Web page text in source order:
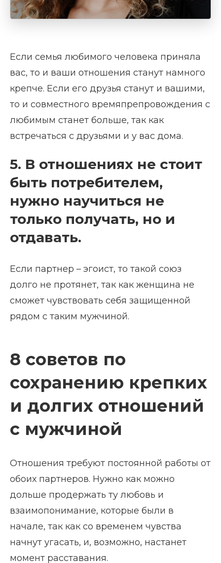
Если семья любимого человека приняла
вас, то и ваши отношения станут намного
крепче. Если его друзья станут и вашими,
то и совместного времяпрепровождения с
любимым станет больше, так как
встречаться с друзьями и у вас дома.
5. В отношениях не стоит
быть потребителем,
нужно научиться не
только получать, но и
отдавать.
Если партнер – эгоист, то такой союз
долго не протянет, так как женщина не
сможет чувствовать себя защищенной
рядом с таким мужчиной.
8 советов по
сохранению крепких
и долгих отношений
с мужчиной
Отношения требуют постоянной работы от
обоих партнеров. Нужно как можно
дольше продержать ту любовь и
взаимопонимание, которые были в
начале, так как со временем чувства
начнут угасать, и, возможно, настанет
момент расставания.